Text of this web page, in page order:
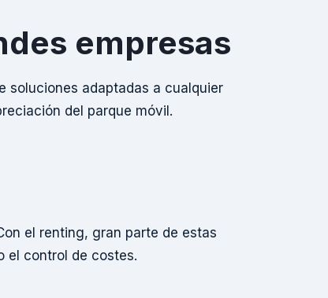
empresas
soluciones adaptadas a cualquier
del parque móvil.
el renting, gran parte de estas
el control de costes.